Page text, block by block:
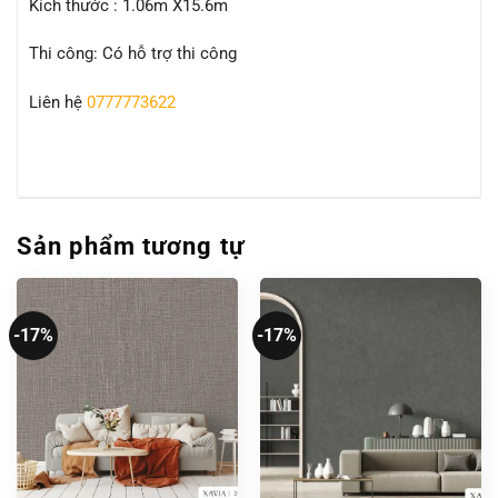
Kích thước : 1.06m X15.6m
Thi công: Có hỗ trợ thi công
Liên hệ 0777773622
Sản phẩm tương tự
-17% -17%